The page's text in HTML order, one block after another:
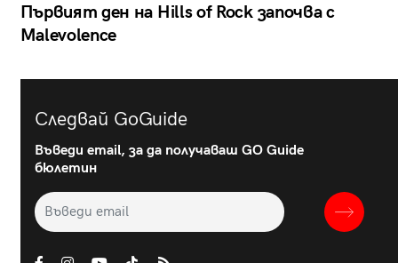
Първият ден на Hills of Rock започва с
Malevolence
Следвай GoGuide
Въведи email, за да получаваш GO Guide
бюлетин